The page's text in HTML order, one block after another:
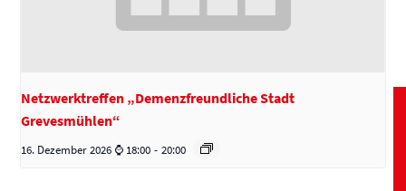
Netzwerktreffen „Demenzfreundliche Stadt
Grevesmühlen“
16. Dezember 2026 ⌚ 18:00 - 20:00